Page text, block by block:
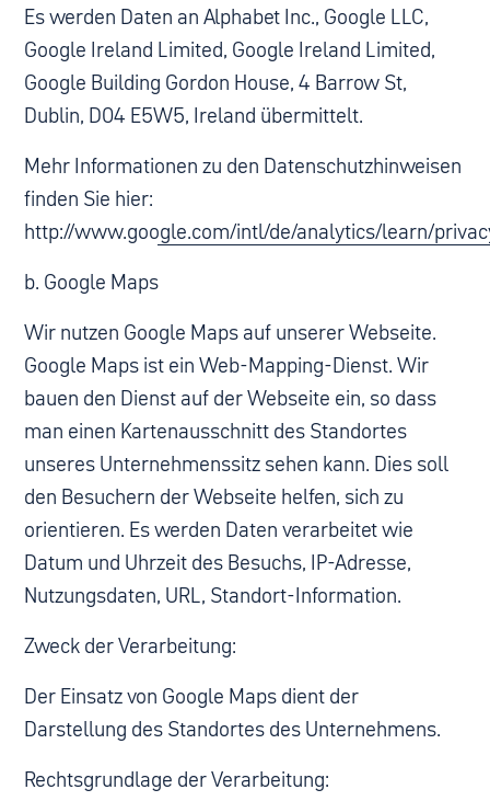
Es werden Daten an Alphabet Inc., Google LLC,
Google Ireland Limited, Google Ireland Limited,
Google Building Gordon House, 4 Barrow St,
Dublin, D04 E5W5, Ireland übermittelt.
Mehr Informationen zu den Datenschutzhinweisen
finden Sie hier:
http://www.google.com/intl/de/analytics/learn/
b. Google Maps
Wir nutzen Google Maps auf unserer Webseite.
Google Maps ist ein Web-Mapping-Dienst. Wir
bauen den Dienst auf der Webseite ein, so dass
man einen Kartenausschnitt des Standortes
unseres Unternehmenssitz sehen kann. Dies soll
den Besuchern der Webseite helfen, sich zu
orientieren. Es werden Daten verarbeitet wie
Datum und Uhrzeit des Besuchs, IP-Adresse,
Nutzungsdaten, URL, Standort-Information.
Zweck der Verarbeitung:
Der Einsatz von Google Maps dient der
Darstellung des Standortes des Unternehmens.
Rechtsgrundlage der Verarbeitung: